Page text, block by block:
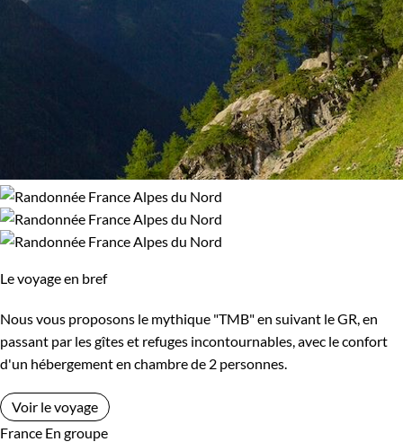
Le voyage en bref
Nous vous proposons le mythique "TMB" en suivant le GR, en
passant par les gîtes et refuges incontournables, avec le confort
d'un hébergement en chambre de 2 personnes.
Voir le voyage
France En groupe